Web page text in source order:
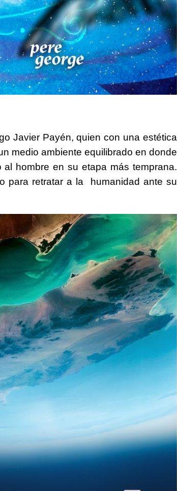
Javier Payén, quien con una estética
medio ambiente equilibrado en donde
hombre en su etapa más temprana.
para retratar a la humanidad ante su